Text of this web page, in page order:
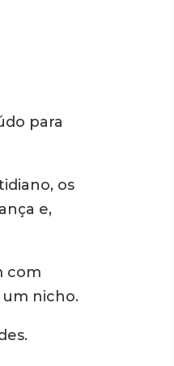
para
os
e,
com
nicho.